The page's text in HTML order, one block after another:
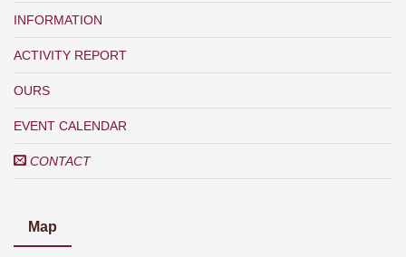
INFORMATION
ACTIVITY REPORT
OURS
EVENT CALENDAR
CONTACT
Map